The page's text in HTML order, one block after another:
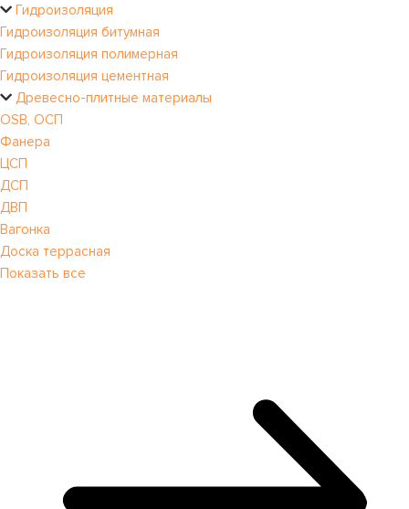
Гидроизоляция
Гидроизоляция битумная
Гидроизоляция полимерная
Гидроизоляция цементная
Древесно-плитные материалы
OSB, ОСП
Фанера
ЦСП
ДСП
ДВП
Вагонка
Доска террасная
Показать все